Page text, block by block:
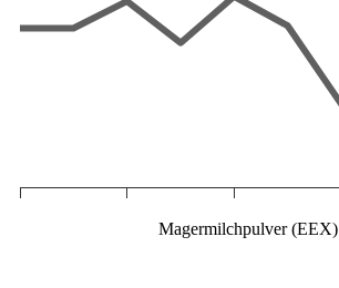
Magermilchpulver (EEX)